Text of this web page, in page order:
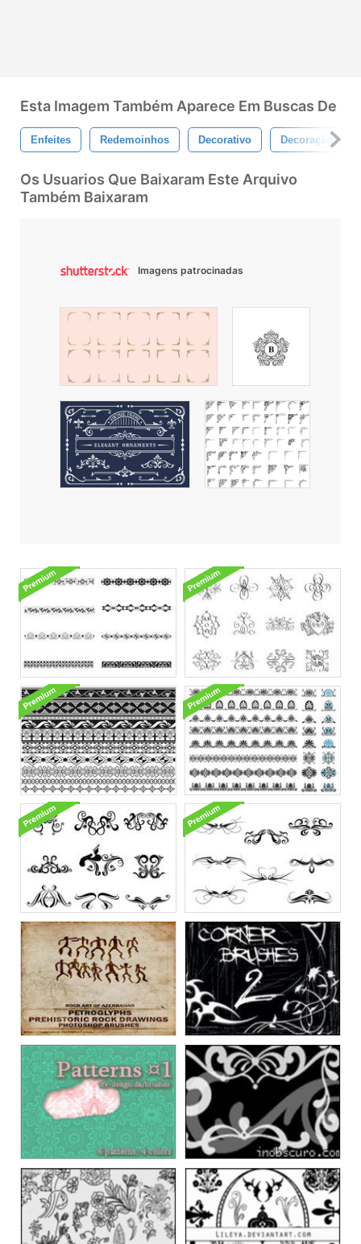
Esta Imagem Também Aparece Em Buscas De
Enfeites Redemoinhos Decorativo Decoração
Os Usuarios Que Baixaram Este Arquivo
Também Baixaram
Imagens patrocinadas